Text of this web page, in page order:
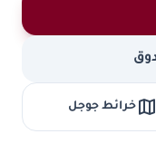
map خرائط جوجل